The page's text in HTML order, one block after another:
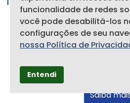
CHAMADA EXPRESSÃO
BRASIL (CONFAP) -
2026-2027 PARA
INOVAÇÃO
Saiba
funcionalidade de redes
você pode desabilitá-los
configurações de seu
nossa Política de
Entendi